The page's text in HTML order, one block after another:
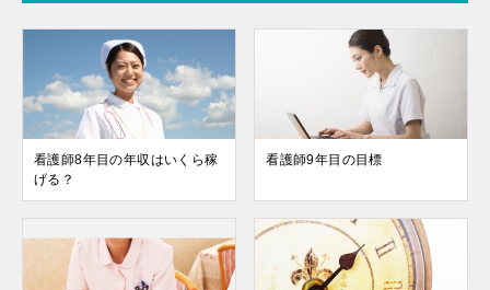
看護師8年目の年収はいくら稼
げる？
看護師9年目の目標